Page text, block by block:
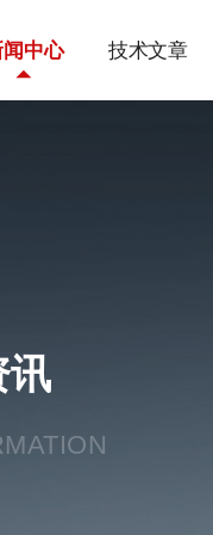
闻中心 技术文章
讯